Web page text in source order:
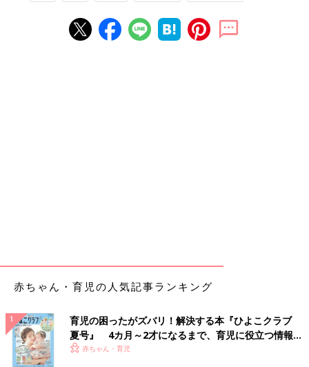
赤ちゃん・育児の人気記事ランキング
育児の困ったがズバリ！解決する本『ひよこクラブ
夏号』 4カ月～2才になるまで、育児に役立つ情報が
いっぱい！
赤ちゃん・育児